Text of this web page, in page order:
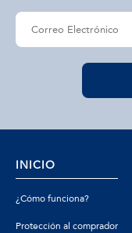
INICIO
¿Cómo funciona?
Protección al comprador